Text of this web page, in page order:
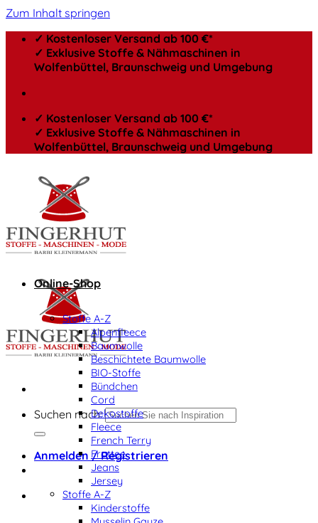
Zum Inhalt springen
✓ Kostenloser Versand ab 100 €*
✓ Exklusive Stoffe & Nähmaschinen in
Wolfenbüttel, Braunschweig und Umgebung
✓ Kostenloser Versand ab 100 €*
✓ Exklusive Stoffe & Nähmaschinen in
Wolfenbüttel, Braunschweig und Umgebung
Suchen nach:
Anmelden / Registrieren
Online-Shop
Stoffe A-Z
Alpenfleece
Baumwolle
Beschichtete Baumwolle
BIO-Stoffe
Bündchen
Cord
Dekostoffe
Fleece
French Terry
Frottee
Jeans
Jersey
Stoffe A-Z
Kinderstoffe